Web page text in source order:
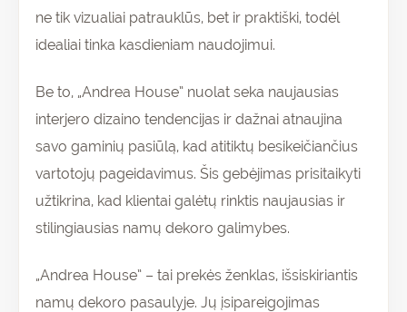
ne tik vizualiai patrauklūs, bet ir praktiški, todėl
idealiai tinka kasdieniam naudojimui.
Be to, „Andrea House” nuolat seka naujausias
interjero dizaino tendencijas ir dažnai atnaujina
savo gaminių pasiūlą, kad atitiktų besikeičiančius
vartotojų pageidavimus. Šis gebėjimas prisitaikyti
užtikrina, kad klientai galėtų rinktis naujausias ir
stilingiausias namų dekoro galimybes.
„Andrea House” – tai prekės ženklas, išsiskiriantis
namų dekoro pasaulyje. Jų įsipareigojimas